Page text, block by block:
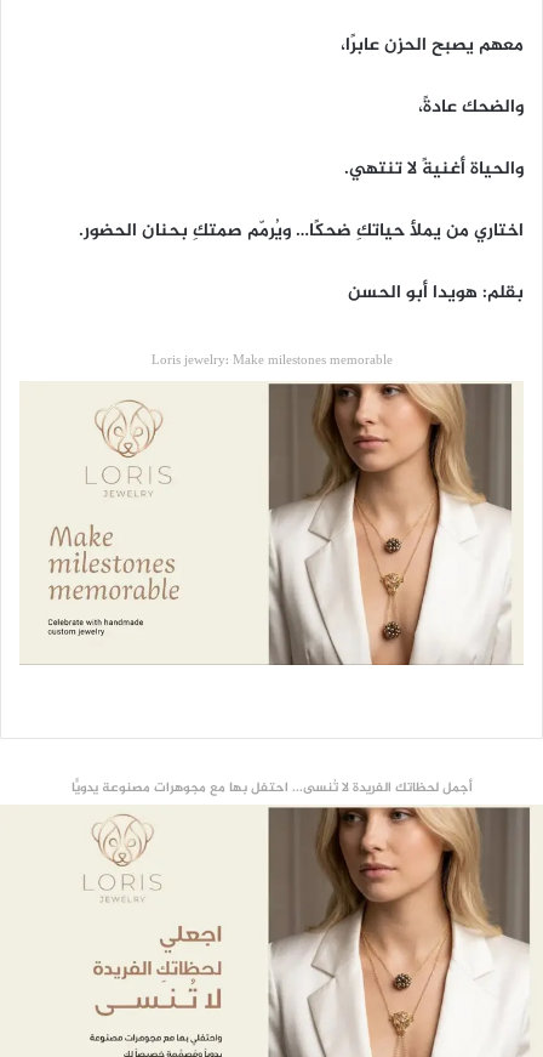
معهم يصبح الحزن عابرًا،
والضحك عادةً،
والحياة أغنيةً لا تنتهي.
اختاري من يملأ حياتكِ ضحكًا… ويُرمّم صمتكِ بحنان الحضور.
بقلم: هويدا أبو الحسن
Loris jewelry: Make milestones memorable
أجمل لحظاتك الفريدة لا تُنسى... احتفل بها مع مجوهرات مصنوعة يدويًّا